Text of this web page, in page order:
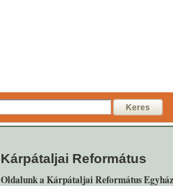
Keres
Kárpátaljai Református
Oldalunk a Kárpátaljai Református